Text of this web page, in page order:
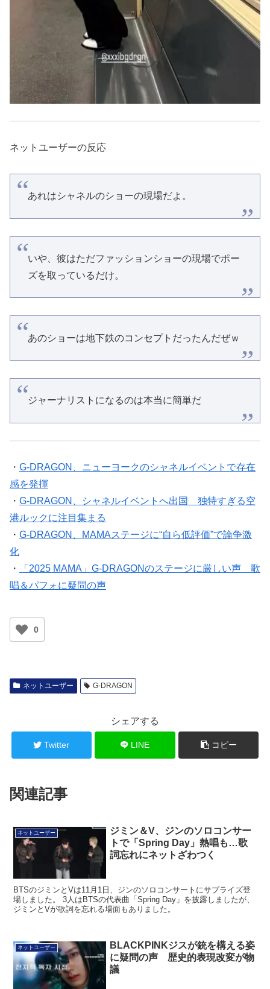
ネットユーザーの反応
あれはシャネルのショーの現場だよ。
いや、彼はただファッションショーの現場でポー
ズを取っているだけ。
あのショーは地下鉄のコンセプトだったんだぜｗ
ジャーナリストになるのは本当に簡単だ
・ G-DRAGON、ニューヨークのシャネルイベントで存在
感を発揮
・ G-DRAGON、シャネルイベントへ出国 独特すぎる空
港ルックに注目集まる
・ G-DRAGON、MAMAステージに“自ら低評価”で論争激
化
・
「2025 MAMA」G-DRAGONのステージに厳しい声 歌
唱＆パフォに疑問の声
0
ネットユーザー G-DRAGON
シェアする
Twitter LINE コピー
関連記事
ネットユーザー
ジミン＆V、ジンのソロコンサー
トで「Spring Day」熱唱も…歌
詞忘れにネットざわつく
BTSのジミンとVは11月1日、ジンのソロコンサートにサプライズ登
場しました。 3人はBTSの代表曲「Spring Day」を披露しましたが、
ジミンとVが歌詞を忘れる場面もありました。
ネットユーザー
BLACKPINKジスが銃を構える姿
に疑問の声 歴史的表現改変が物
議